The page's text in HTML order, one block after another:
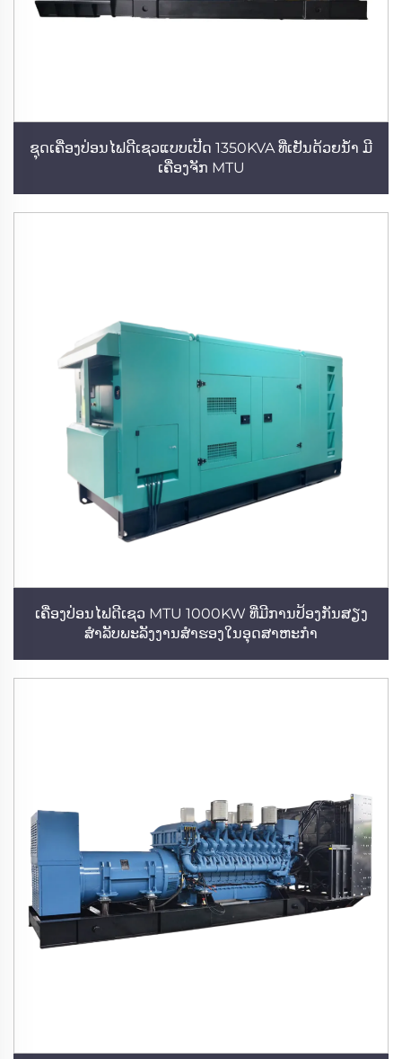
ຊຸດເຄື່ອງປ່ອນໄຟດີເຊວແບບເປີດ 1350KVA ທີ່ເຢັນດ້ວຍນ້ຳ ມີ
ເຄື່ອງຈັກ MTU
ເຄື່ອງປ່ອນໄຟດີເຊວ MTU 1000KW ທີ່ມີການປ້ອງກັນສຽງ
ສຳລັບພະລັງງານສຳຮອງໃນອຸດສາຫະກຳ